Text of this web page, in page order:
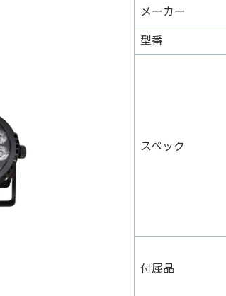
メーカー
型番
スペック
付属品